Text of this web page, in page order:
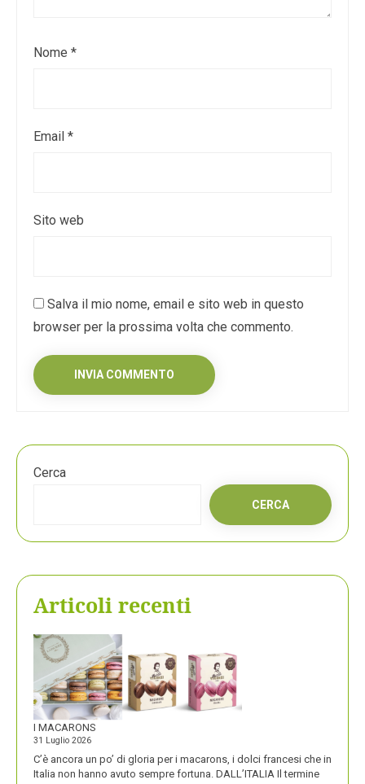
Nome *
Email *
Sito web
Salva il mio nome, email e sito web in questo
browser per la prossima volta che commento.
Cerca
CERCA
Articoli recenti
I MACARONS
31 Luglio 2026
C’è ancora un po’ di gloria per i macarons, i dolci francesi che in
Italia non hanno avuto sempre fortuna. DALL’ITALIA Il termine